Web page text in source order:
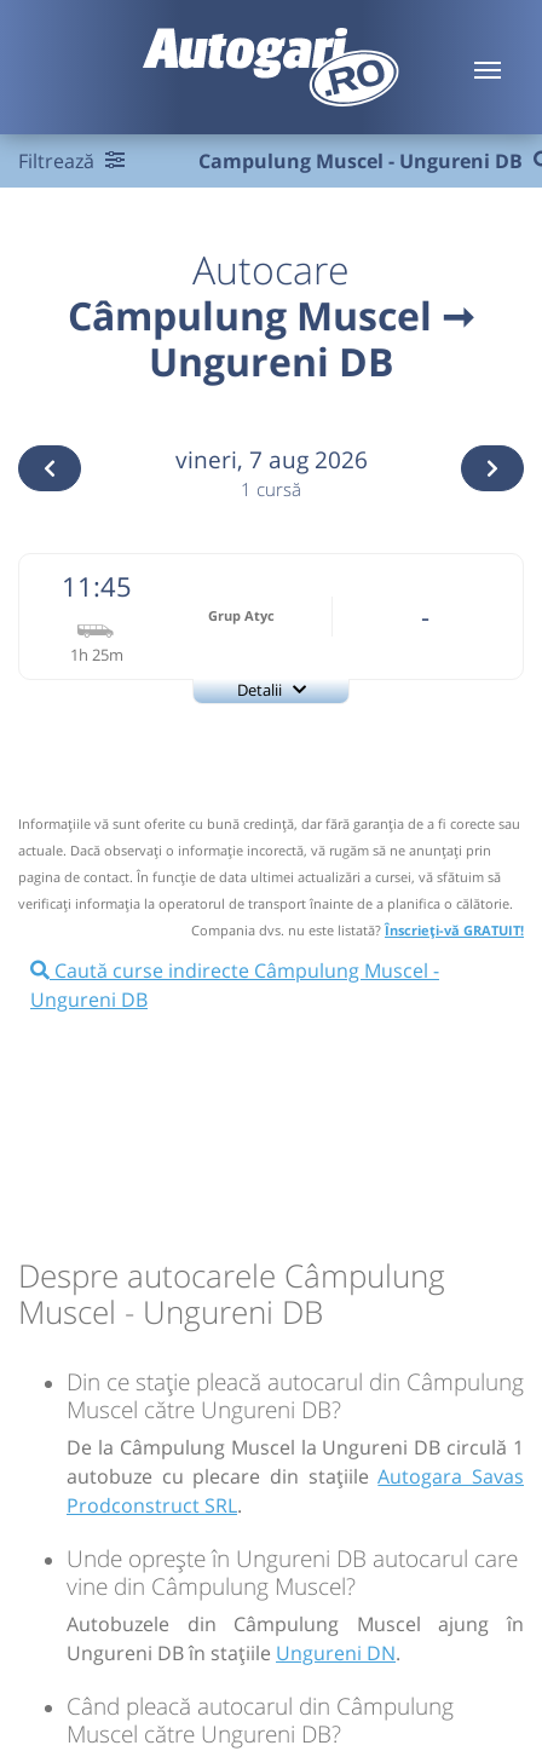
Filtrează Campulung Muscel - Ungureni DB
Autocare
Câmpulung Muscel ➞
Ungureni DB
vineri, 7 aug 2026
1 cursă
11:45
1h 25m
Grup Atyc -
Detalii
Nu a circulat?Semnalați aici
Pune poze din călătoria ta ⤣
11:45 Câmpulung Muscel Autogara Savas
Microbuz: * Campulung Muscel-Targoviste
-
Sursa:GRUP ATYC SRL| Ultima actualizare:11/2025
Informaţiile vă sunt oferite cu bună credinţă, dar fără garanţia de a fi corecte sau
actuale. Dacă observați o informaţie incorectă, vă rugăm să ne anunțați prin
pagina de contact. În funcție de data ultimei actualizări a cursei, vă sfătuim să
verificaţi informaţia la operatorul de transport înainte de a planifica o călătorie.
Compania dvs. nu este listată?Înscrieți-vă GRATUIT!
Caută curse indirecte Câmpulung Muscel -
Ungureni DB
Despre autocarele Câmpulung
Muscel - Ungureni DB
Din ce stație pleacă autocarul din Câmpulung
Muscel către Ungureni DB?
De la Câmpulung Muscel la Ungureni DB circulă 1
autobuze cu plecare din stațiileAutogara Savas
Prodconstruct SRL.
Unde oprește în Ungureni DB autocarul care
vine din Câmpulung Muscel?
Autobuzele din Câmpulung Muscel ajung în
Ungureni DB în stațiile Ungureni DN.
Când pleacă autocarul din Câmpulung
Muscel către Ungureni DB?